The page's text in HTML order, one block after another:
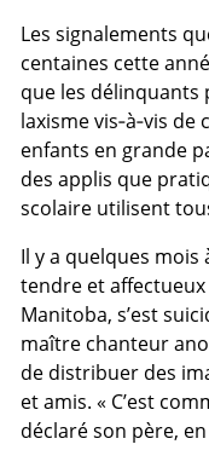
Les signalements
centaines cette
que les
laxisme vis‑à‑vis
enfants en grande
des applis que
scolaire utilisent
Il y a quelques mois
tendre et
Manitoba, s’est
maître chanteur
de distribuer des
et amis. « C’est
déclaré son père,